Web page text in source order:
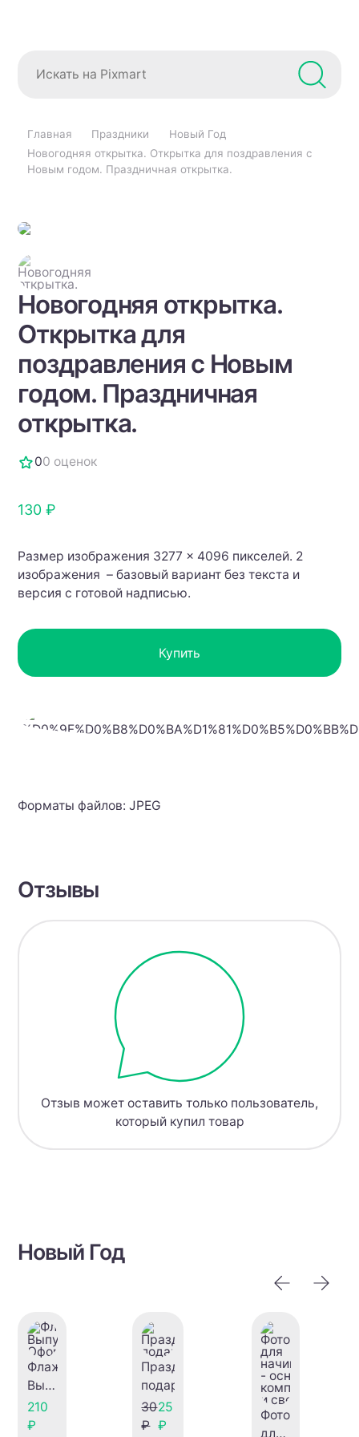
Главная Праздники
Новый Год
Новогодняя открытка. Открытка для поздравления с
Новым годом. Праздничная открытка.
Новогодняя открытка.
Открытка для
поздравления с Новым
годом. Праздничная
открытка.
00 оценок
130 ₽
Размер изображения 3277 × 4096 пикселей. 2
изображения – базовый вариант без текста и
версия с готовой надписью.
Купить
Форматы файлов: JPEG
Отзывы
Отзыв может оставить только пользователь,
который купил товар
Новый Год
Флажки
Выпускной
Оформление
210
₽
Праздничный
подарок
30
₽
25
₽
Фотография
для